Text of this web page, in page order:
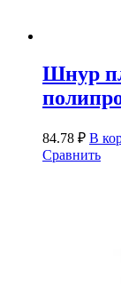
Шнур
84.78 ₽ В
Сравнить